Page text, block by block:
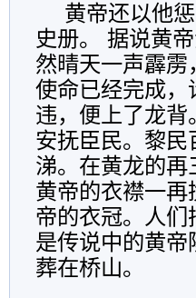
黄帝还以他
史册。 据说黄
然晴天一声霹雳
使命已经完成，
违，便上了龙
安抚臣民。黎
涕。在黄龙的
黄帝的衣襟一
帝的衣冠。人
是传说中的黄
葬在桥山。